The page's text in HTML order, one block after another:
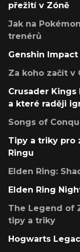
přežití v Zóně
Jak na
trenérů
Genshin
Za koho začít v
Crusader Kings
a které raději
Songs of
Tipy a triky pro
Ringu
Elden Ring:
Elden Ring
The Legend of
tipy a triky
Hogwarts